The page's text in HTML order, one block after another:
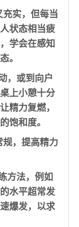
实，但每当
状态相当疲
学会在感知
。
，或到向户
上小憩十分
精力复燃，
饱和度。
，提高精力
方法，例如
水平超常发
爆发，以求